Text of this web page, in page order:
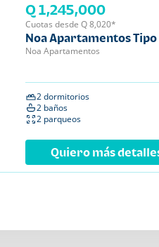
Q 1,245,000
Cuotas desde Q 8,020*
Noa Apartamentos Tipo
Noa Apartamentos
2 dormitorios
2 baños
2 parqueos
Quiero más